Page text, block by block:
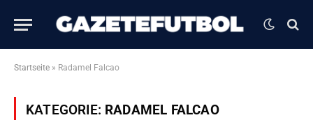
Startseite » Radamel Falcao
KATEGORIE: RADAMEL FALCAO